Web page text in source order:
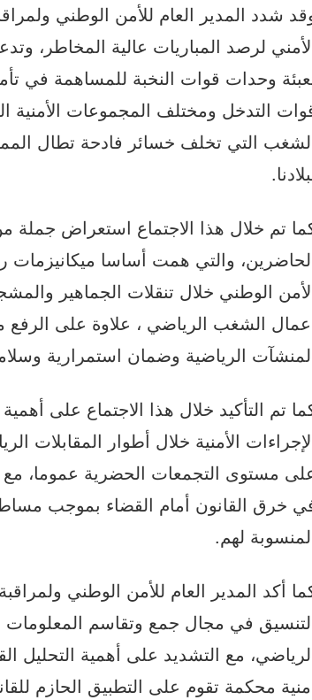
شدد المدير العام للأمن الوطني
لرصد المباريات عالية المخاطر،
وحدات قوات النخبة للمساهمة في
التدخل ومختلف المجموعات
التي تخلف خسائر فادحة تطال
تم خلال هذا الاجتماع استعراض جملة
والتي همت أساسا ميكانيزمات
الوطني خلال تنقلات الجماهير
الشغب الرياضي ، علاوة على الرفع
الرياضية وضمان استمرارية
تم التأكيد خلال هذا الاجتماع على
الأمنية خلال أطوار المقابلات
مستوى التجمعات الحضرية عموما،
خرق القانون أمام القضاء بموجب
لهم.
أكد المدير العام للأمن الوطني
في مجال جمع وتقاسم
مع التشديد على أهمية التحليل
محكمة تقوم على التطبيق الحازم